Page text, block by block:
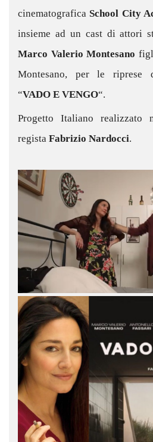
cinematografica School City
insieme ad un cast di attori
Marco Valerio Montesano
Montesano, per le riprese
“VADO E VENGO“.
Progetto Italiano realizzato
regista Fabrizio Nardocci.